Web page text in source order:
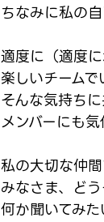
ちなみに私の
適度に（適度
楽しいチームで
そんな気持ち
メンバーにも
私の大切な仲
みなさま、ど
何か聞いてみ